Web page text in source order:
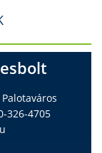
326-4705